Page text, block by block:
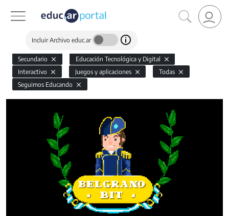
Incluir Archivo educ.ar
Secundario
Educación Tecnológica y Digital
Interactivo
Juegos y aplicaciones
Todas
Seguimos Educando